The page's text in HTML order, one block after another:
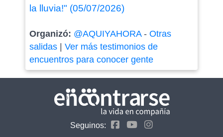
la lluvia!" (05/07/2026)
Organizó: @AQUIYAHORA- Otras
salidas| Ver más testimonios de
encuentros para conocer gente
Seguinos: